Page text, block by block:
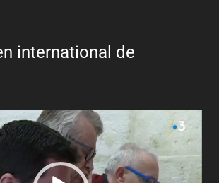
international de